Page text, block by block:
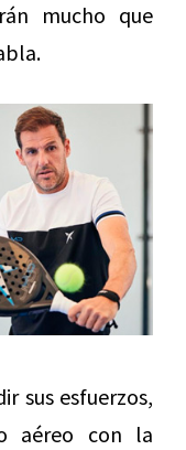
mucho que
sus esfuerzos,
aéreo con la